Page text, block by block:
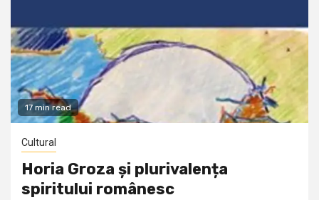
17 min read
Cultural
Horia Groza și plurivalența
spiritului românesc